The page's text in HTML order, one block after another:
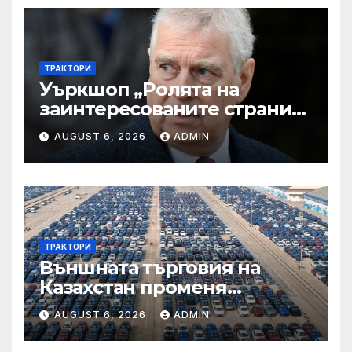
ТРАКТОРИ
Уъркшоп „Ролята на
заинтересованите страни
във външното осигуряване
на качеството“
AUGUST 6, 2026 ADMIN
ТРАКТОРИ
Външната търговия на
Казахстан променя
структурата си – шест
тенденции
AUGUST 6, 2026 ADMIN